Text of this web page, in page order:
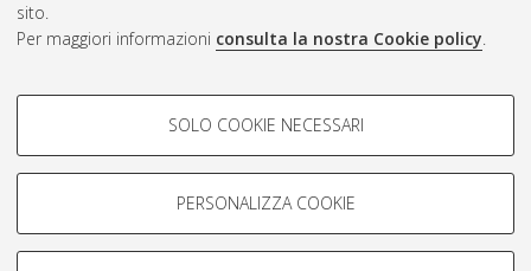
sito.
Per maggiori informazioni consulta la nostra Cookie policy.
COOKIE DI PROFILAZIONE -
Si tratta di cookie utilizzati per analizzare le caratteristiche della
navigazione degli utenti, creare profili in base al loro comportamento
Mostra cookie di profilazione
SOLO COOKIE NECESSARI
PERSONALIZZA COOKIE
AMS Laurea
Impostazioni Cookie
Informativa sulla privacy
Condizioni d’uso del sito